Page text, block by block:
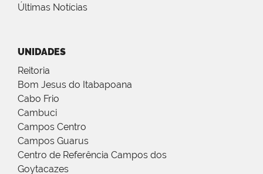
Últimas Notícias
UNIDADES
Reitoria
Bom Jesus do Itabapoana
Cabo Frio
Cambuci
Campos Centro
Campos Guarus
Centro de Referência Campos dos
Goytacazes